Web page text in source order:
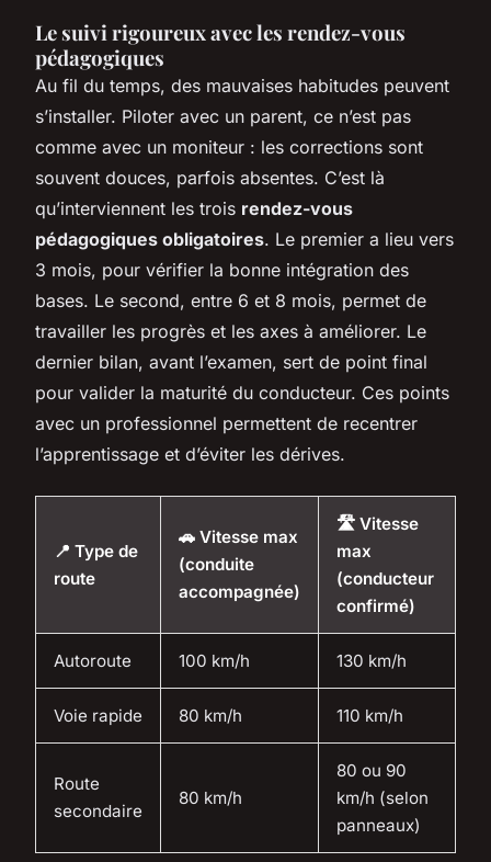
Le suivi rigoureux avec les rendez-vous
pédagogiques
Au fil du temps, des mauvaises habitudes peuvent
s’installer. Piloter avec un parent, ce n’est pas
comme avec un moniteur : les corrections sont
souvent douces, parfois absentes. C’est là
qu’interviennent les trois rendez-vous
pédagogiques obligatoires. Le premier a lieu vers
3 mois, pour vérifier la bonne intégration des
bases. Le second, entre 6 et 8 mois, permet de
travailler les progrès et les axes à améliorer. Le
dernier bilan, avant l’examen, sert de point final
pour valider la maturité du conducteur. Ces points
avec un professionnel permettent de recentrer
l’apprentissage et d’éviter les dérives.
📍 Type de
route
🚗 Vitesse max
(conduite
accompagnée)
🛣️ Vitesse
max
(conducteur
confirmé)
Autoroute 100 km/h 130 km/h
Voie rapide 80 km/h 110 km/h
Route
secondaire
80 km/h
80 ou 90
km/h (selon
panneaux)